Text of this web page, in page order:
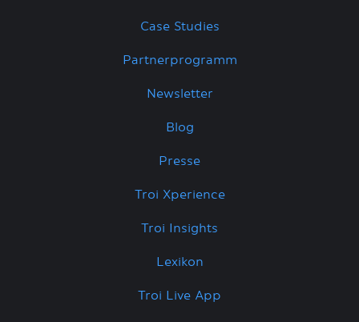
Case Studies
Partnerprogramm
Newsletter
Blog
Presse
Troi Xperience
Troi Insights
Lexikon
Troi Live App